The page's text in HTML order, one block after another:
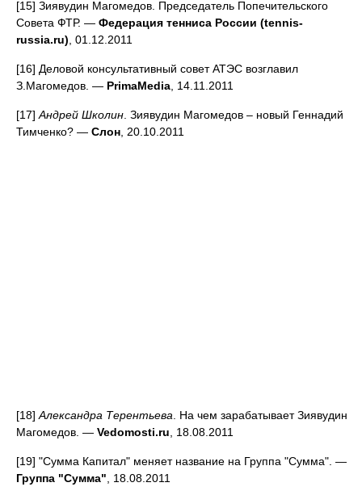
[15] Зиявудин Магомедов. Председатель Попечительского
Совета ФТР. — Федерация тенниса России (tennis-
russia.ru) , 01.12.2011
[16] Деловой консультативный совет АТЭС возглавил
З.Магомедов. — PrimaMedia , 14.11.2011
[17] Андрей Школин . Зиявудин Магомедов – новый Геннадий
Тимченко? — Слон , 20.10.2011
[18] Александра Терентьева . На чем зарабатывает Зиявудин
Магомедов. — Vedomosti.ru , 18.08.2011
[19] "Сумма Капитал" меняет название на Группа "Сумма". —
Группа "Сумма" , 18.08.2011